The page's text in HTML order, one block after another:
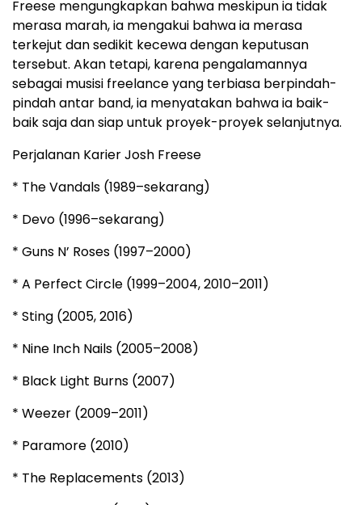
Freese mengungkapkan bahwa meskipun ia tidak
merasa marah, ia mengakui bahwa ia merasa
terkejut dan sedikit kecewa dengan keputusan
tersebut. Akan tetapi, karena pengalamannya
sebagai musisi freelance yang terbiasa berpindah-
pindah antar band, ia menyatakan bahwa ia baik-
baik saja dan siap untuk proyek-proyek selanjutnya.
Perjalanan Karier Josh Freese
* The Vandals (1989–sekarang)
* Devo (1996–sekarang)
* Guns N’ Roses (1997–2000)
* A Perfect Circle (1999–2004, 2010–2011)
* Sting (2005, 2016)
* Nine Inch Nails (2005–2008)
* Black Light Burns (2007)
* Weezer (2009–2011)
* Paramore (2010)
* The Replacements (2013)